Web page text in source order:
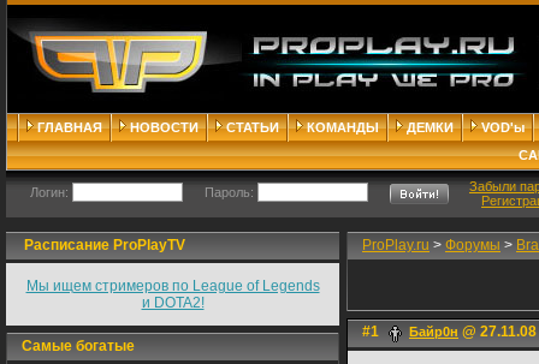
ГЛАВНАЯ НОВОСТИ СТАТЬИ КОМАНДЫ ДЕМКИ
VOD'ы
Логин: Пароль:
Забыли
Расписание ProPlayTV
Мы ищем стримеров по League of Legends
и DOTA2!
Самые богатые
ProPlay.ru > Форумы >
#1 Байр0н @